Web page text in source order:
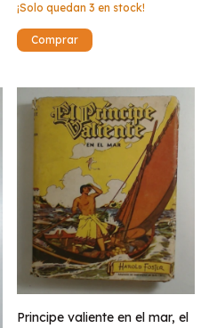
¡Solo quedan 3 en stock!
Principe valiente en el mar, el